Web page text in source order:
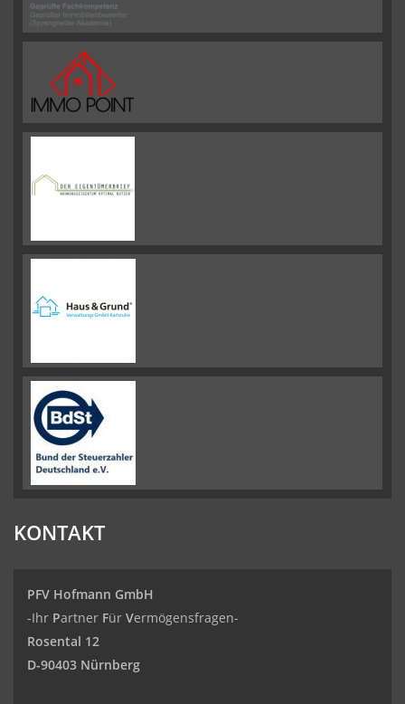
KONTAKT
PFV Hofmann GmbH
-Ihr Partner Für Vermögensfragen-
Rosental 12
D-90403 Nürnberg